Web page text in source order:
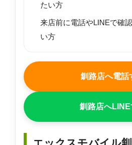
たい方
来店前に電話やLINEで確
い方
釧路店へ電話
釧路店へLINE